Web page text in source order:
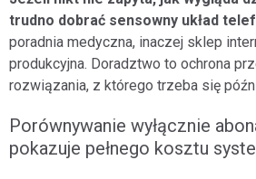
trudno dobrać sensowny układ
poradnia medyczna, inaczej sklep
produkcyjna. Doradztwo to ochrona
rozwiązania, z którego trzeba się
Porównywanie wyłącznie
pokazuje pełnego kosztu